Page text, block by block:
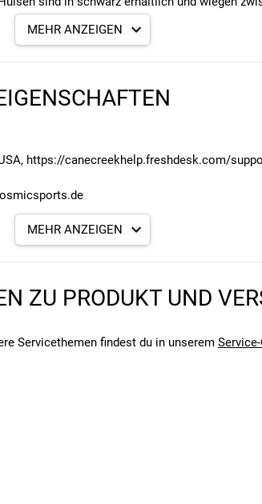
MEHR ANZEIGEN
https://canecreekhelp.freshdesk.com/
verbauten Komponenten bei Fahrrädern
MEHR ANZEIGEN
ZU PRODUKT UND
Servicethemen findest du in unserem